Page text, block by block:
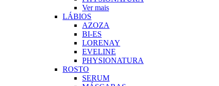
Ver mais
LÁBIOS
AZOZA
BI-ES
LORENAY
EVELINE
PHYSIONATURA
ROSTO
SERUM